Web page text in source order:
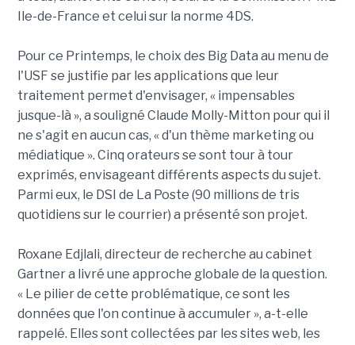
Ile-de-France et celui sur la norme 4DS.
Pour ce Printemps, le choix des Big Data au menu de
l'USF se justifie par les applications que leur
traitement permet d'envisager, « impensables
jusque-là », a souligné Claude Molly-Mitton pour qui il
ne s'agit en aucun cas, « d'un thème marketing ou
médiatique ». Cinq orateurs se sont tour à tour
exprimés, envisageant différents aspects du sujet.
Parmi eux, le DSI de La Poste (90 millions de tris
quotidiens sur le courrier) a présenté son projet.
Roxane Edjlali, directeur de recherche au cabinet
Gartner a livré une approche globale de la question.
« Le pilier de cette problématique, ce sont les
données que l'on continue à accumuler », a-t-elle
rappelé. Elles sont collectées par les sites web, les